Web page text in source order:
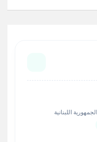
اللبنانية